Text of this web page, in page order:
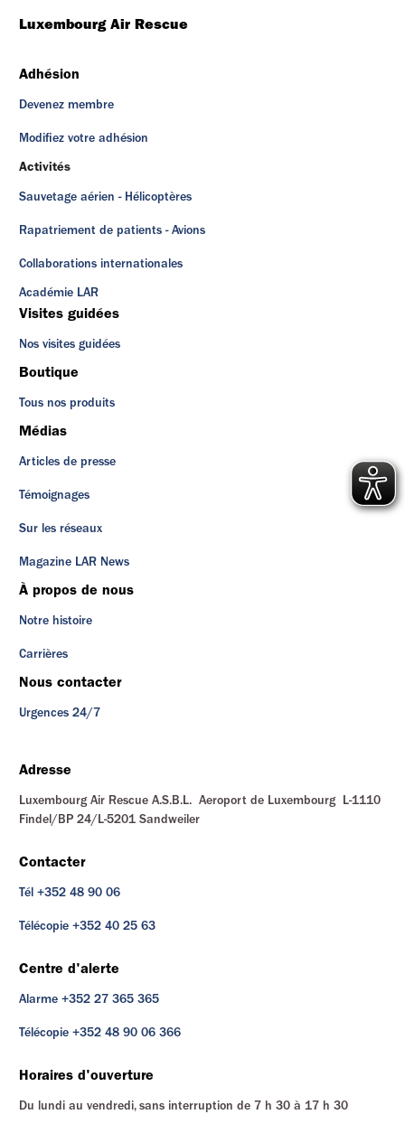
Luxembourg Air Rescue
Adhésion
Devenez membre
Modifiez votre adhésion
Activités
Sauvetage aérien - Hélicoptères
Rapatriement de patients - Avions
Collaborations internationales
Académie LAR
Visites guidées
Nos visites guidées
Boutique
Tous nos produits
Médias
Articles de presse
Témoignages
Sur les réseaux
Magazine LAR News
À propos de nous
Notre histoire
Carrières
Nous contacter
Urgences 24/7
Adresse
Luxembourg Air Rescue A.S.B.L. Aeroport de Luxembourg L-1110
Findel/BP 24/L-5201 Sandweiler
Contacter
Tél +352 48 90 06
Télécopie +352 40 25 63
Centre d'alerte
Alarme +352 27 365 365
Télécopie +352 48 90 06 366
Horaires d'ouverture
Du lundi au vendredi, sans interruption de 7 h 30 à 17 h 30